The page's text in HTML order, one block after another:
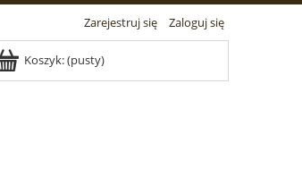
Zarejestruj się Zaloguj się
Koszyk:(pusty)